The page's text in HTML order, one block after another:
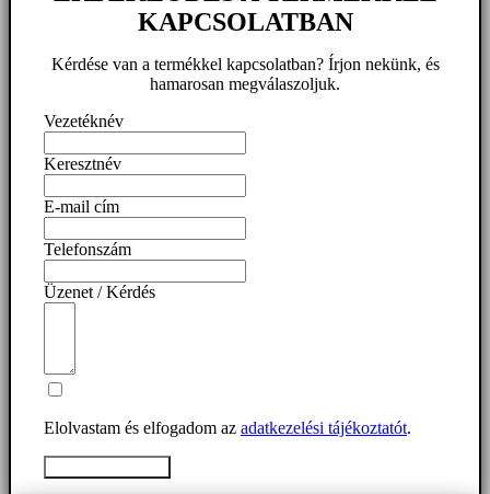
KAPCSOLATBAN
Kérdése van a termékkel kapcsolatban? Írjon nekünk, és
hamarosan megválaszoljuk.
Vezetéknév
Keresztnév
E-mail cím
Telefonszám
Üzenet / Kérdés
Elolvastam és elfogadom az adatkezelési tájékoztatót.